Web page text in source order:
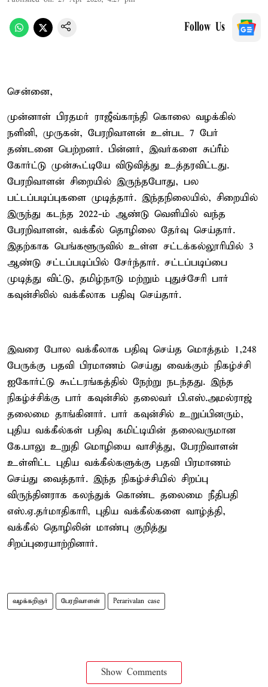
Follow Us
சென்னை,
முன்னாள் பிரதமர் ராஜீவ்காந்தி கொலை வழக்கில்
நளினி, முருகன், பேரறிவாளன் உள்பட 7 பேர்
தண்டனை பெற்றனர். பின்னர், இவர்களை சுப்ரீம்
கோர்ட்டு முன்கூட்டியே விடுவித்து உத்தரவிட்டது.
பேரறிவாளன் சிறையில் இருந்தபோது, பல
பட்டப்படிப்புகளை முடித்தார். இந்தநிலையில், சிறையில்
இருந்து கடந்த 2022-ம் ஆண்டு வெளியில் வந்த
பேரறிவாளன், வக்கீல் தொழிலை தேர்வு செய்தார்.
இதற்காக பெங்களூருவில் உள்ள சட்டக்கல்லூரியில் 3
ஆண்டு சட்டப்படிப்பில் சேர்ந்தார். சட்டப்படிப்பை
முடித்து விட்டு, தமிழ்நாடு மற்றும் புதுச்சேரி பார்
கவுன்சிலில் வக்கீலாக பதிவு செய்தார்.
இவரை போல வக்கீலாக பதிவு செய்த மொத்தம் 1,248
பேருக்கு பதவி பிரமாணம் செய்து வைக்கும் நிகழ்ச்சி
ஐகோர்ட்டு கூட்டரங்கத்தில் நேற்று நடந்தது. இந்த
நிகழ்ச்சிக்கு பார் கவுன்சில் தலைவர் பி.எஸ்.அமல்ராஜ்
தலைமை தாங்கினார். பார் கவுன்சில் உறுப்பினரும்,
புதிய வக்கீல்கள் பதிவு கமிட்டியின் தலைவருமான
கே.பாலு உறுதி மொழியை வாசித்து, பேரறிவாளன்
உள்ளிட்ட புதிய வக்கீல்களுக்கு பதவி பிரமாணம்
செய்து வைத்தார். இந்த நிகழ்ச்சியில் சிறப்பு
விருந்தினராக கலந்துக் கொண்ட தலைமை நீதிபதி
எஸ்.ஏ.தர்மாதிகாரி, புதிய வக்கீல்களை வாழ்த்தி,
வக்கீல் தொழிலின் மாண்பு குறித்து
சிறப்புரையாற்றினார்.
வழக்கறிஞர் பேரறிவாளன் Perarivalan case
Show Comments